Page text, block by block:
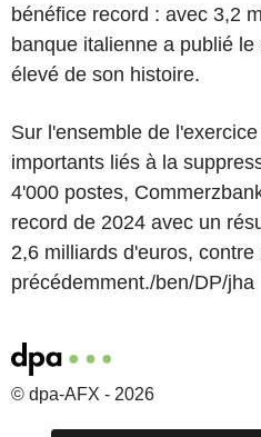
bénéfice record : avec 3,2
banque italienne a publié
élevé de son histoire.
Sur l'ensemble de
importants liés à la
4'000 postes,
record de 2024 avec un
2,6 milliards d'euros,
précédemment./ben/DP/jha
© dpa-AFX - 2026